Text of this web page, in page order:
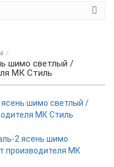
шимо светлый /
МК Стиль